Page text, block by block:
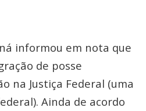
informou em nota que
de posse
na Justiça Federal (uma
Ainda de acordo